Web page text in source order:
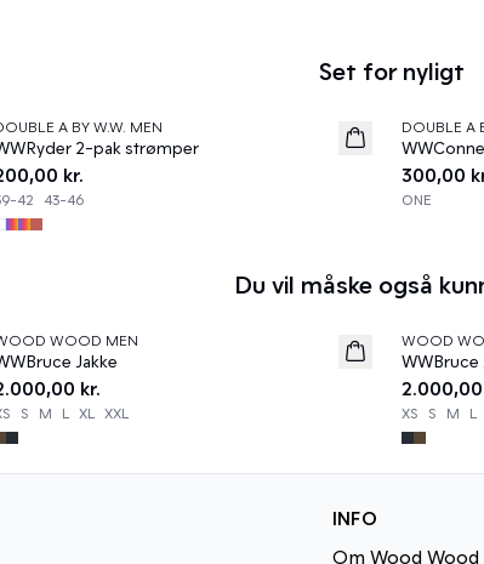
Set for nyligt
News A BY W.W. MEN
2-pak strømper
kr.
42 43-46
News
DOUBLE A
300,00
ONE
Du vil måske også
News WOOD MEN
Jakke
kr.
S M L XL XXL
News
WOOD
WWBruce
2.000,00
XS S M L
INFO
Om Wood Wood